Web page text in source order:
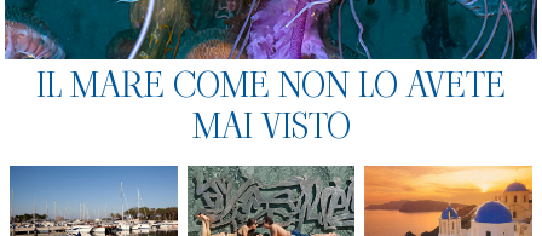
IL MARE COME NON LO AVETE
MAI VISTO